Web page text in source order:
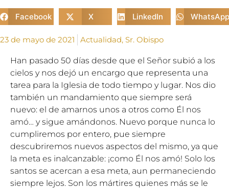
Facebook X LinkedIn WhatsApp
23 de mayo de 2021 Actualidad, Sr. Obispo
Han pasado 50 días desde que el Señor subió a los
cielos y nos dejó un encargo que representa una
tarea para la Iglesia de todo tiempo y lugar. Nos dio
también un mandamiento que siempre será
nuevo: el de amarnos unos a otros como Él nos
amó… y sigue amándonos. Nuevo porque nunca lo
cumpliremos por entero, pue siempre
descubriremos nuevos aspectos del mismo, ya que
la meta es inalcanzable: ¡como Él nos amó! Solo los
santos se acercan a esa meta, aun permaneciendo
siempre lejos. Son los mártires quienes más se le